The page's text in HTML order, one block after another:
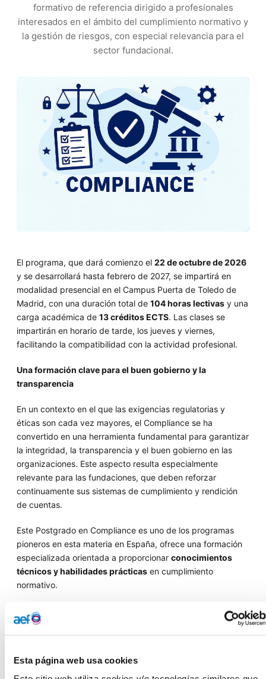
Esta página web usa cookies
formativo de referencia dirigido a profesionales
interesados en el ámbito del cumplimiento normativo y
la gestión de riesgos, con especial relevancia para el
sector fundacional.
El programa, que dará comienzo el 22 de octubre de 2026
y se desarrollará hasta febrero de 2027, se impartirá en
modalidad presencial en el Campus Puerta de Toledo de
Madrid, con una duración total de 104 horas lectivas y una
carga académica de 13 créditos ECTS. Las clases se
impartirán en horario de tarde, los jueves y viernes,
facilitando la compatibilidad con la actividad profesional.
Una formación clave para el buen gobierno y la
transparencia
En un contexto en el que las exigencias regulatorias y
éticas son cada vez mayores, el Compliance se ha
convertido en una herramienta fundamental para garantizar
la integridad, la transparencia y el buen gobierno en las
organizaciones. Este aspecto resulta especialmente
relevante para las fundaciones, que deben reforzar
continuamente sus sistemas de cumplimiento y rendición
de cuentas.
Este Postgrado en Compliance es uno de los programas
pioneros en esta materia en España, ofrece una formación
especializada orientada a proporcionar conocimientos
técnicos y habilidades prácticas en cumplimiento
normativo.
Enfoque práctico y profesorado de primer nivel
El programa combina una sólida base conceptual con una
análisis de casos reales, simulaciones y dinámicas